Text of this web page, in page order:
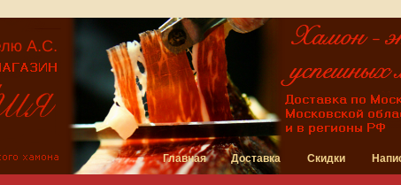
Главная Доставка Скидки